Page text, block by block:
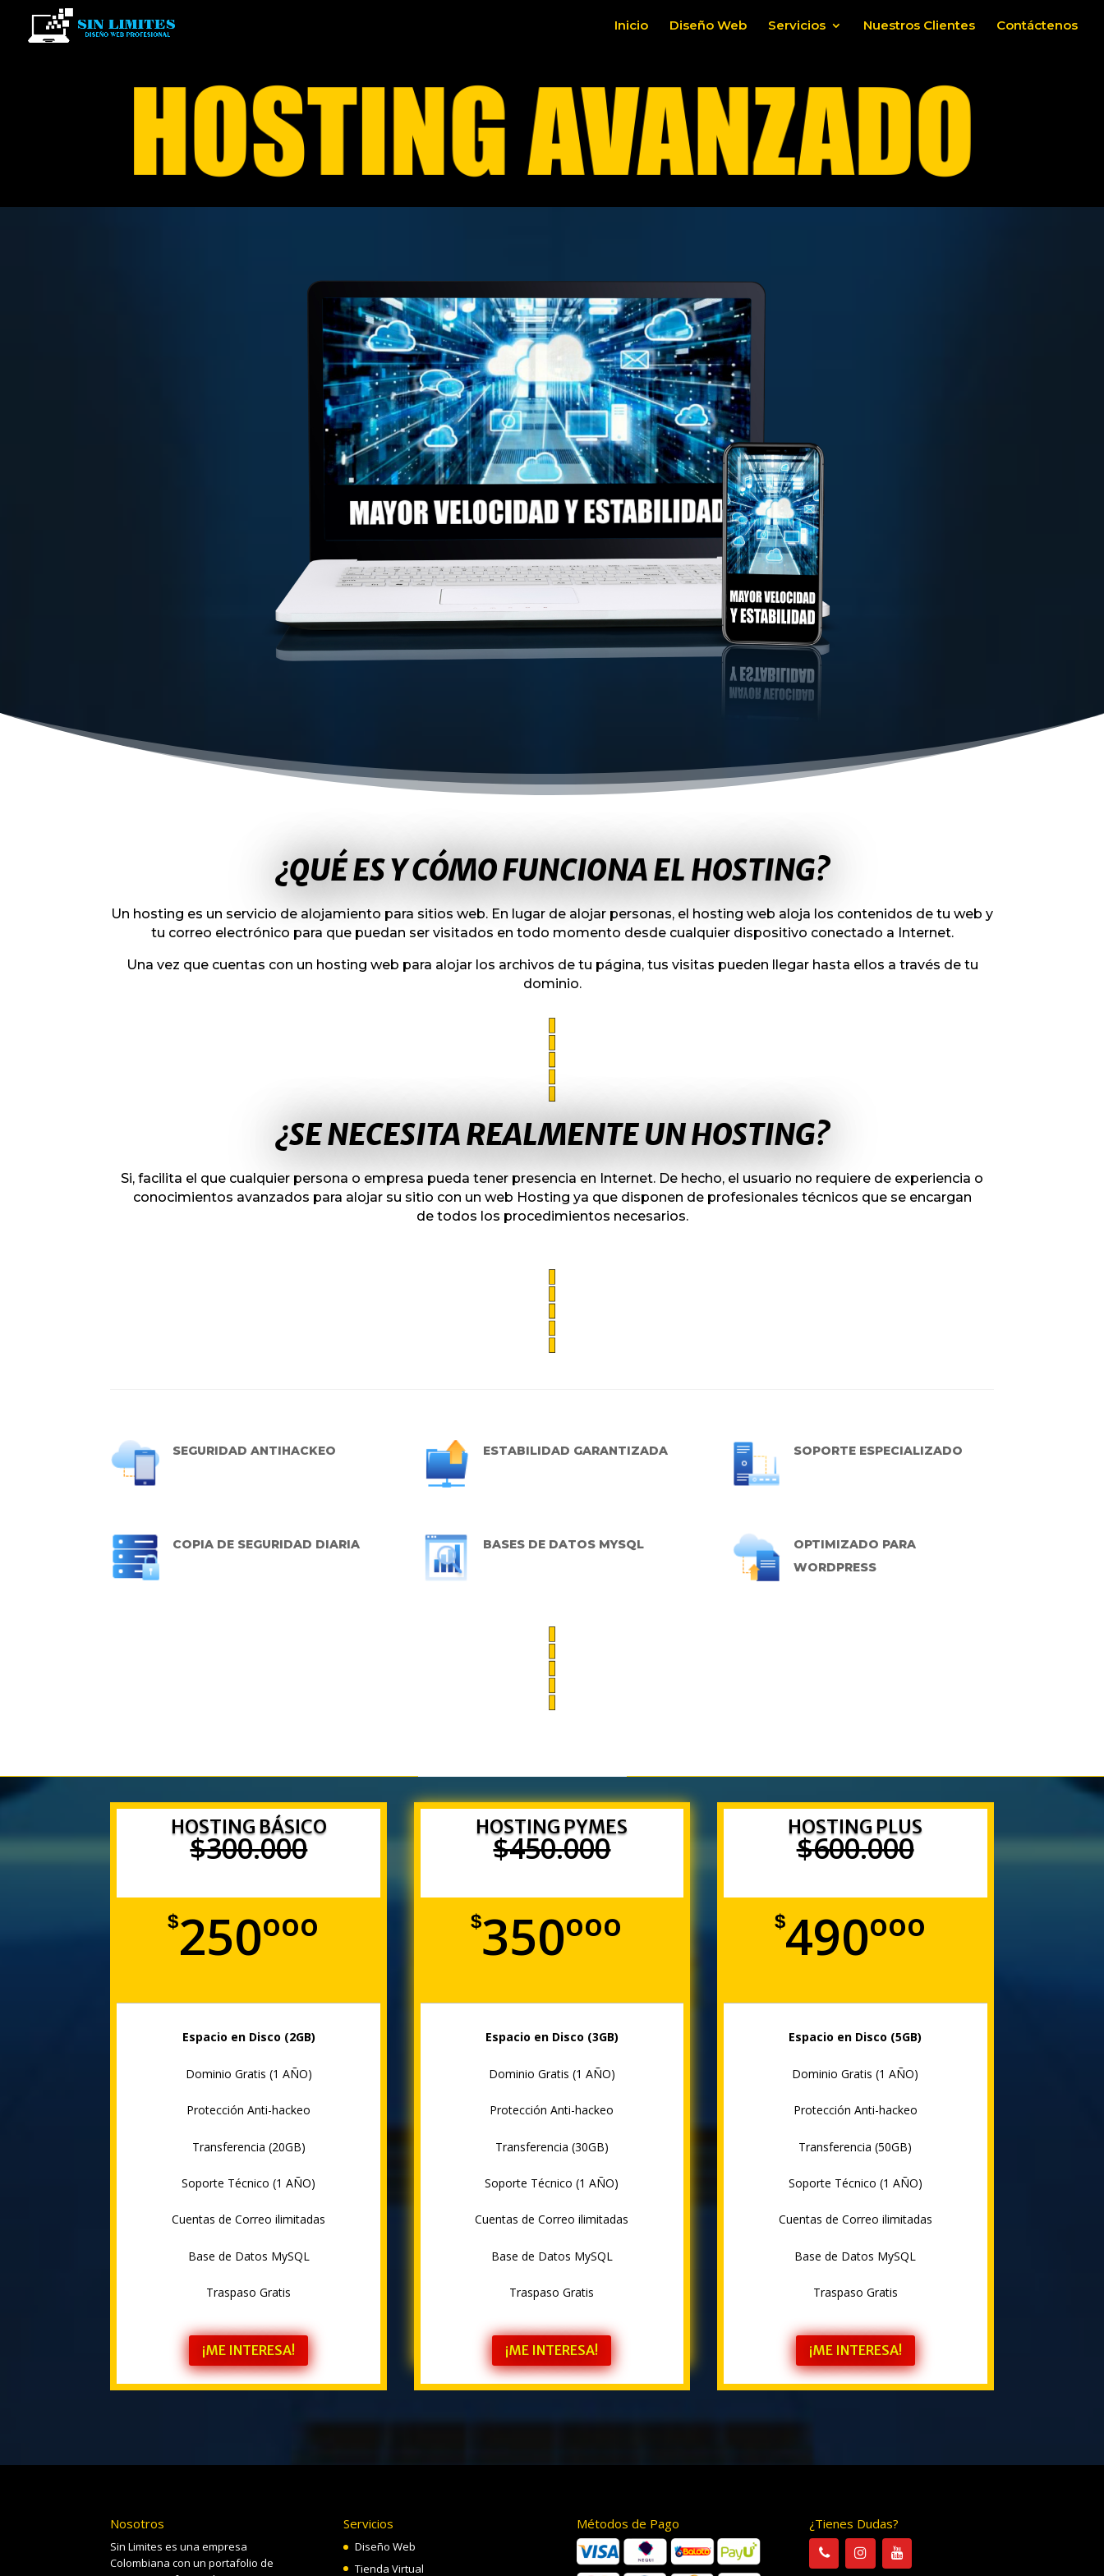
Inicio Diseño Web Servicios Nuestros Clientes Contáctenos
¿QUÉ ES Y CÓMO FUNCIONA EL HOSTING?
Un hosting es un servicio de alojamiento para sitios web. En lugar de alojar personas, el hosting web aloja los contenidos de tu web y
tu correo electrónico para que puedan ser visitados en todo momento desde cualquier dispositivo conectado a Internet.
Una vez que cuentas con un hosting web para alojar los archivos de tu página, tus visitas pueden llegar hasta ellos a través de tu
dominio.
¿SE NECESITA REALMENTE UN HOSTING?
Si, facilita el que cualquier persona o empresa pueda tener presencia en Internet. De hecho, el usuario no requiere de experiencia o
conocimientos avanzados para alojar su sitio con un web Hosting ya que disponen de profesionales técnicos que se encargan
de todos los procedimientos necesarios.
SEGURIDAD ANTIHACKEO ESTABILIDAD GARANTIZADA SOPORTE ESPECIALIZADO
COPIA DE SEGURIDAD DIARIA BASES DE DATOS MYSQL
OPTIMIZADO PARA
WORDPRESS
HOSTING BÁSICO
$300.000
$250ººº
Espacio en Disco (2GB)
Dominio Gratis (1 AÑO)
Protección Anti-hackeo
Transferencia (20GB)
Soporte Técnico (1 AÑO)
Cuentas de Correo ilimitadas
Base de Datos MySQL
Traspaso Gratis
¡ME INTERESA!
HOSTING PYMES
$450.000
$350ººº
Espacio en Disco (3GB)
Dominio Gratis (1 AÑO)
Protección Anti-hackeo
Transferencia (30GB)
Soporte Técnico (1 AÑO)
Cuentas de Correo ilimitadas
Base de Datos MySQL
Traspaso Gratis
¡ME INTERESA!
HOSTING PLUS
$600.000
$490ººº
Espacio en Disco (5GB)
Dominio Gratis (1 AÑO)
Protección Anti-hackeo
Transferencia (50GB)
Soporte Técnico (1 AÑO)
Cuentas de Correo ilimitadas
Base de Datos MySQL
Traspaso Gratis
¡ME INTERESA!
Nosotros
Sin Limites es una empresa
Colombiana con un portafolio de
Servicios
Diseño Web
Tienda Virtual
Métodos de Pago ¿Tienes Dudas?